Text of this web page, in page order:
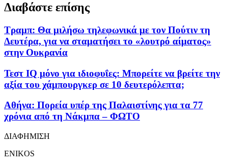
Διαβάστε επίσης
Τραμπ: Θα μιλήσω τηλεφωνικά με τον Πούτιν τη
Δευτέρα, για να σταματήσει το «λουτρό αίματος»
στην Ουκρανία
Τεστ IQ μόνο για ιδιοφυΐες: Mπορείτε να βρείτε την
αξία του χάμπουργκερ σε 10 δευτερόλεπτα;
Αθήνα: Πορεία υπέρ της Παλαιστίνης για τα 77
χρόνια από τη Νάκμπα – ΦΩΤΟ
ΔΙΑΦΗΜΙΣΗ
ENIKOS